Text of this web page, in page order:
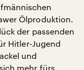
Ölproduktion.
der passenden
Hitler-Jugend
und
mehr fürs